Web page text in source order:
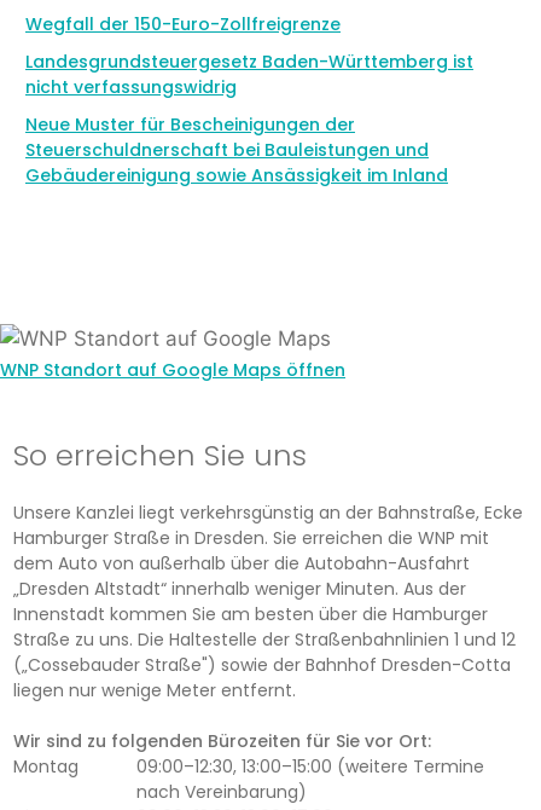
Wegfall der 150-Euro-Zollfreigrenze
Landesgrundsteuergesetz Baden-Württemberg ist
nicht verfassungswidrig
Neue Muster für Bescheinigungen der
Steuerschuldnerschaft bei Bauleistungen und
Gebäudereinigung sowie Ansässigkeit im Inland
WNP Standort auf Google Maps öffnen
So erreichen Sie uns
Unsere Kanzlei liegt verkehrsgünstig an der Bahnstraße, Ecke
Hamburger Straße in Dresden. Sie erreichen die WNP mit
dem Auto von außerhalb über die Autobahn-Ausfahrt
„Dresden Altstadt“ innerhalb weniger Minuten. Aus der
Innenstadt kommen Sie am besten über die Hamburger
Straße zu uns. Die Haltestelle der Straßenbahnlinien 1 und 12
(„Cossebauder Straße") sowie der Bahnhof Dresden-Cotta
liegen nur wenige Meter entfernt.
Wir sind zu folgenden Bürozeiten für Sie vor Ort:
Montag
09:00–12:30, 13:00–15:00 (weitere Termine
nach Vereinbarung)